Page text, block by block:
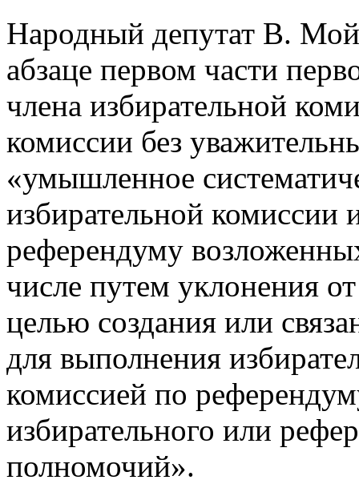
Народный депутат В.
абзаце первом части
члена избирательной
комиссии без
«умышленное
избирательной
референдуму
числе путем уклонения
целью создания или
для выполнения
комиссией по
избирательного или
полномочий».